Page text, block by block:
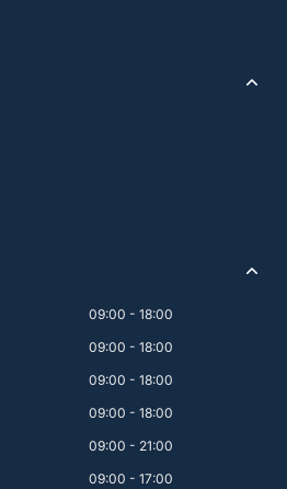
09:00 - 18:00
09:00 - 18:00
09:00 - 18:00
09:00 - 18:00
09:00 - 21:00
09:00 - 17:00